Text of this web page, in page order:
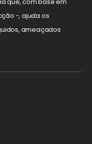
-, ajuda os
ameaçados